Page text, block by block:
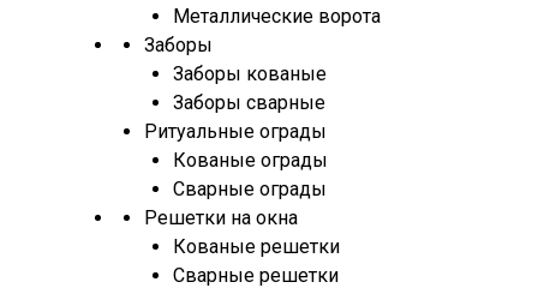
Металлические ворота
Заборы
Заборы кованые
Заборы сварные
Ритуальные ограды
Кованые ограды
Сварные ограды
Решетки на окна
Кованые решетки
Сварные решетки